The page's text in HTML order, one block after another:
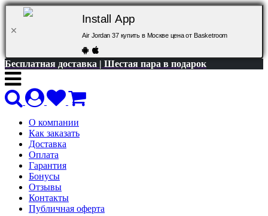
Install App
Air Jordan 37 купить в Москве цена от Basketroom
Бесплатная доставка | Шестая пара в подарок
О компании
Как заказать
Доставка
Оплата
Гарантия
Бонусы
Отзывы
Контакты
Публичная оферта